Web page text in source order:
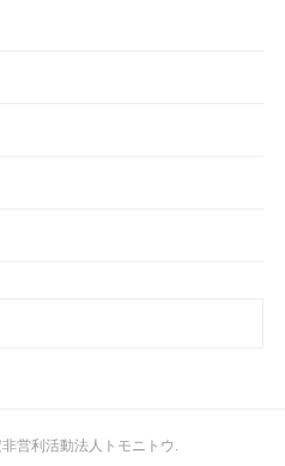
営利活動法人トモニトウ.